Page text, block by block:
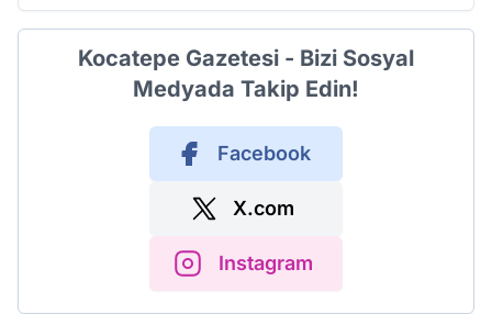
Kocatepe Gazetesi - Bizi Sosyal
Medyada Takip Edin!
Facebook
X.com
Instagram